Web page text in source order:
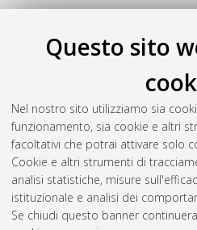
Questo sito
Nel nostro sito utilizziamo sia
funzionamento, sia cookie e altri
facoltativi che potrai attivare solo
Cookie e altri strumenti di
analisi statistiche, misure
istituzionale e analisi dei
Se chiudi questo banner
S
Scalici, Michele(2017) Le Valli
attraverso l’evidenza funeraria in
, [Dissertation thesis],
Università di Bologna. Dottorato
storia dell'arte, 28 Ciclo. DOI
10.6092/unibo/amsdottorato/
Questa lista e' stata generata il